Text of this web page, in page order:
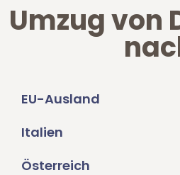
Umzug von
EU-Ausland
Italien
Österreich